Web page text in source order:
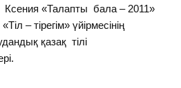
Ксения «Талапты бала – 2011»
– тірегім» үйірмесінің
қазақ тілі